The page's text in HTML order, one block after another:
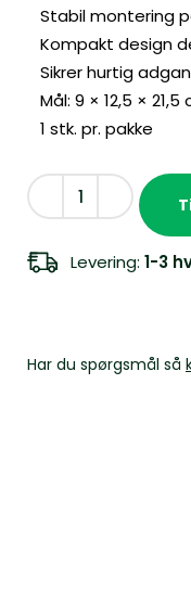
Stabil montering
Kompakt design
Sikrer hurtig
Mål: 9 × 12,5 × 21,5
1 stk. pr. pakke
Levering: 1-3
Har du spørgsmål så